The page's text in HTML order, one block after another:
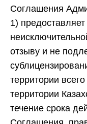
Соглашения
1)
отзыву и не
территории
территории
течение срока